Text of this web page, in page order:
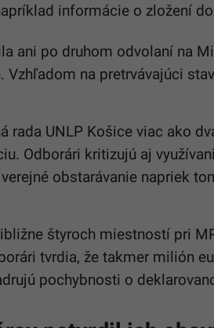
informácie o zložení
ani po druhom odvolaní na
Vzhľadom na pretrvávajúci
rada UNLP Košice viac ako
Odborári kritizujú aj
obstarávanie napriek
štyroch miestností pri
tvrdia, že takmer milión
pochybnosti o